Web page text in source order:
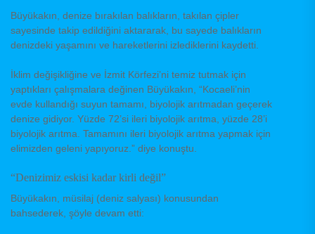
Büyükakın, denize bırakılan balıkların, takılan çipler
sayesinde takip edildiğini aktararak, bu sayede balıkların
denizdeki yaşamını ve hareketlerini izlediklerini kaydetti.
İklim değişikliğine ve İzmit Körfezi’ni temiz tutmak için
yaptıkları çalışmalara değinen Büyükakın, “Kocaeli’nin
evde kullandığı suyun tamamı, biyolojik arıtmadan geçerek
denize gidiyor. Yüzde 72’si ileri biyolojik arıtma, yüzde 28’i
biyolojik arıtma. Tamamını ileri biyolojik arıtma yapmak için
elimizden geleni yapıyoruz.” diye konuştu.
“Denizimiz eskisi kadar kirli değil”
Büyükakın, müsilaj (deniz salyası) konusundan
bahsederek, şöyle devam etti: